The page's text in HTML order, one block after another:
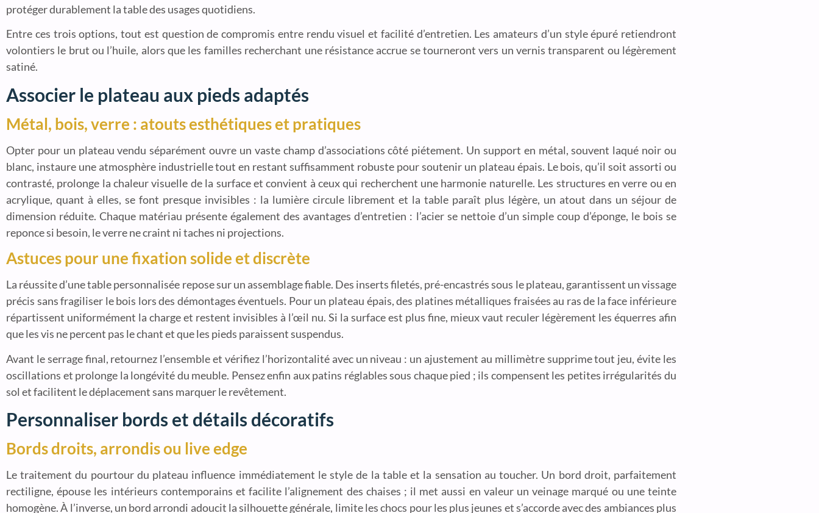
protéger durablement la table des usages quotidiens.
Entre ces trois options, tout est question de compromis entre rendu visuel et facilité d’entretien. Les amateurs d’un style épuré retiendront
volontiers le brut ou l’huile, alors que les familles recherchant une résistance accrue se tourneront vers un vernis transparent ou légèrement
satiné.
Associer le plateau aux pieds adaptés
Métal, bois, verre : atouts esthétiques et pratiques
Opter pour un plateau vendu séparément ouvre un vaste champ d’associations côté piétement. Un support en métal, souvent laqué noir ou
blanc, instaure une atmosphère industrielle tout en restant suffisamment robuste pour soutenir un plateau épais. Le bois, qu’il soit assorti ou
contrasté, prolonge la chaleur visuelle de la surface et convient à ceux qui recherchent une harmonie naturelle. Les structures en verre ou en
acrylique, quant à elles, se font presque invisibles : la lumière circule librement et la table paraît plus légère, un atout dans un séjour de
dimension réduite. Chaque matériau présente également des avantages d’entretien : l’acier se nettoie d’un simple coup d’éponge, le bois se
reponce si besoin, le verre ne craint ni taches ni projections.
Astuces pour une fixation solide et discrète
La réussite d’une table personnalisée repose sur un assemblage fiable. Des inserts filetés, pré-encastrés sous le plateau, garantissent un vissage
précis sans fragiliser le bois lors des démontages éventuels. Pour un plateau épais, des platines métalliques fraisées au ras de la face inférieure
répartissent uniformément la charge et restent invisibles à l’œil nu. Si la surface est plus fine, mieux vaut reculer légèrement les équerres afin
que les vis ne percent pas le chant et que les pieds paraissent suspendus.
Avant le serrage final, retournez l’ensemble et vérifiez l’horizontalité avec un niveau : un ajustement au millimètre supprime tout jeu, évite les
oscillations et prolonge la longévité du meuble. Pensez enfin aux patins réglables sous chaque pied ; ils compensent les petites irrégularités du
sol et facilitent le déplacement sans marquer le revêtement.
Personnaliser bords et détails décoratifs
Bords droits, arrondis ou live edge
Le traitement du pourtour du plateau influence immédiatement le style de la table et la sensation au toucher. Un bord droit, parfaitement
rectiligne, épouse les intérieurs contemporains et facilite l’alignement des chaises ; il met aussi en valeur un veinage marqué ou une teinte
homogène. À l’inverse, un bord arrondi adoucit la silhouette générale, limite les chocs pour les plus jeunes et s’accorde avec des ambiances plus